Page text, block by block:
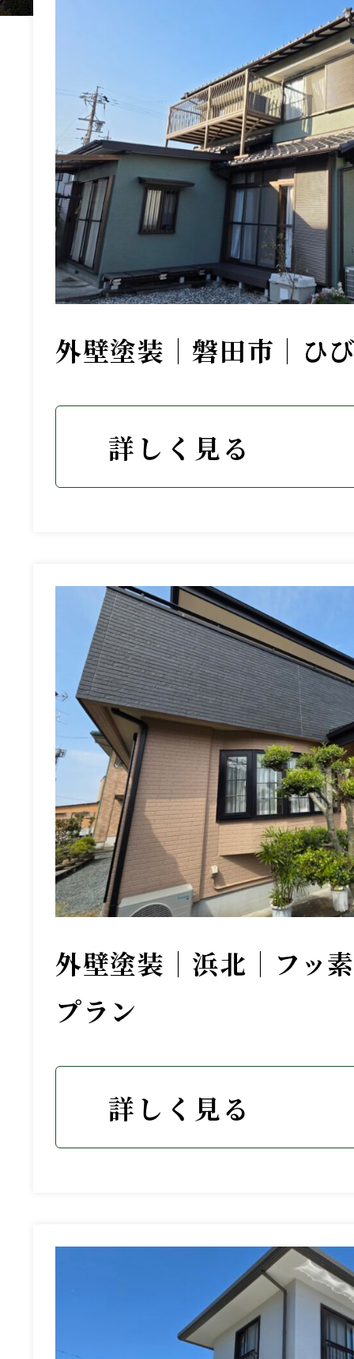
外壁塗装｜磐田市｜ひ
詳しく見る
外壁塗装｜浜北｜フッ
プラン
詳しく見る